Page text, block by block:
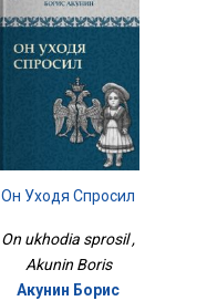
Он Уходя Спросил
On ukhodia sprosil ,
Akunin Boris
Акунин Борис